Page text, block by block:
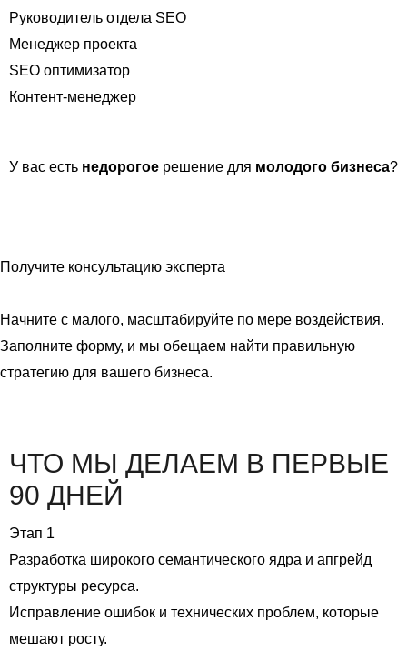
Руководитель отдела SEO
Менеджер проекта
SEO оптимизатор
Контент-менеджер
У вас есть недорогое решение для молодого бизнеса?
Получите консультацию эксперта
Начните с малого, масштабируйте по мере воздействия.
Заполните форму, и мы обещаем найти правильную
стратегию для вашего бизнеса.
ЧТО МЫ ДЕЛАЕМ В ПЕРВЫЕ
90 ДНЕЙ
Этап 1
Разработка широкого семантического ядра и апгрейд
структуры ресурса.
Исправление ошибок и технических проблем, которые
мешают росту.